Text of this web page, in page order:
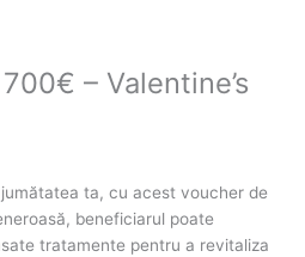
– Valentine’s
ta, cu acest voucher de
beneficiarul poate
tratamente pentru a revitaliza